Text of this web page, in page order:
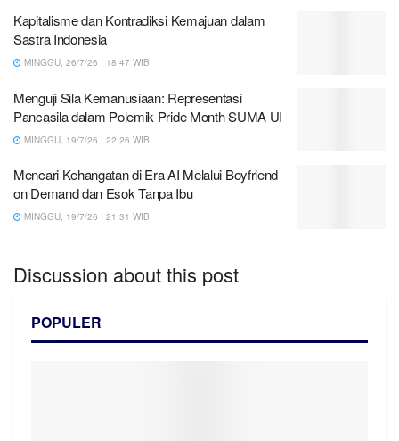
Kapitalisme dan Kontradiksi Kemajuan dalam
Sastra Indonesia
MINGGU, 26/7/26 | 18:47 WIB
Menguji Sila Kemanusiaan: Representasi
Pancasila dalam Polemik Pride Month SUMA UI
MINGGU, 19/7/26 | 22:26 WIB
Mencari Kehangatan di Era AI Melalui Boyfriend
on Demand dan Esok Tanpa Ibu
MINGGU, 19/7/26 | 21:31 WIB
Discussion about this post
POPULER